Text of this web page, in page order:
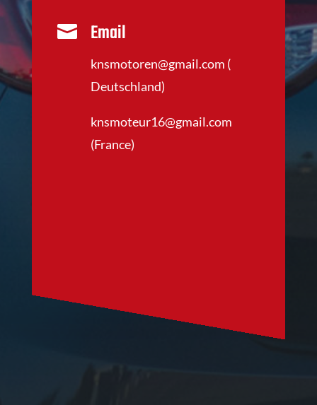
 Email
knsmotoren@gmail.com (
Deutschland)
knsmoteur16@gmail.com
(France)